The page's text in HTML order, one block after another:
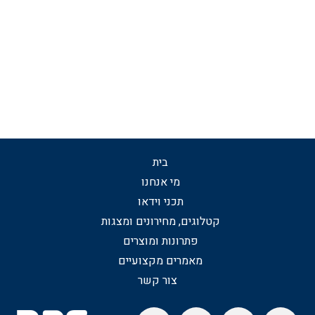
בית
מי אנחנו
תכני וידאו
קטלוגים, מחירונים ומצגות
פתרונות ומוצרים
מאמרים מקצועיים
צור קשר